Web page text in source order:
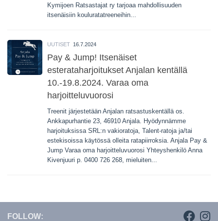
Kymijoen Ratsastajat ry tarjoaa mahdollisuuden
itsenäisiin kouluratatreeneihin...
UUTISET 16.7.2024
Pay & Jump! Itsenäiset
esterataharjoitukset Anjalan kentällä
10.-19.8.2024. Varaa oma
harjoitteluvuorosi
Treenit järjestetään Anjalan ratsastuskentällä os.
Ankkapurhantie 23, 46910 Anjala. Hyödynnämme
harjoituksissa SRL:n vakioratoja, Talent-ratoja ja/tai
estekisoissa käytössä olleita ratapiirroksia. Anjala Pay &
Jump Varaa oma harjoitteluvuorosi Yhteyshenkilö Anna
Kivenjuuri p. 0400 726 268, mieluiten...
FOLLOW: